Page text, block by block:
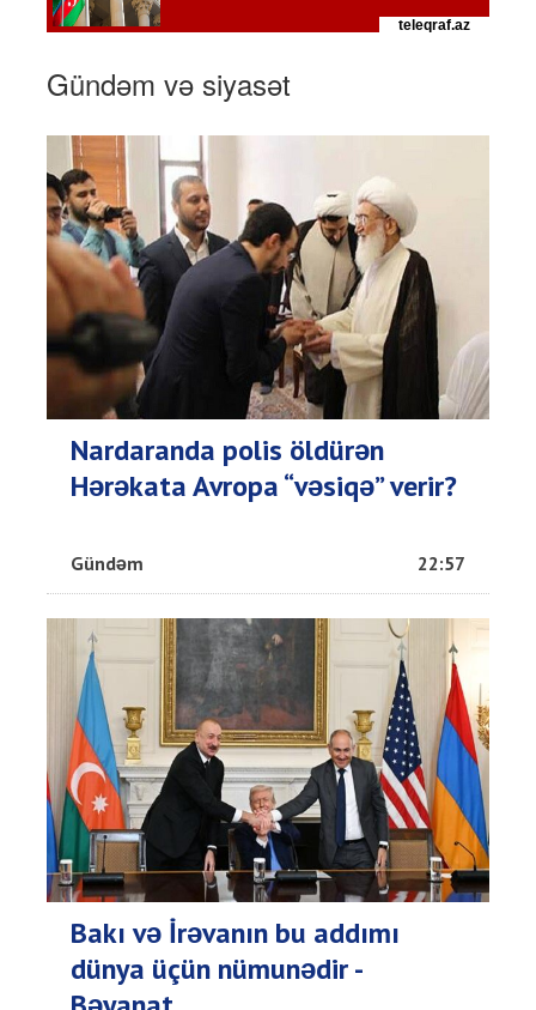
Gündəm və siyasət
Nardaranda polis öldürən
Hərəkata Avropa “vəsiqə” verir?
Gündəm 22:57
Bakı və İrəvanın bu addımı
dünya üçün nümunədir -